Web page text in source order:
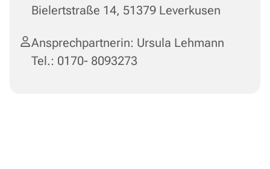
Bielertstraße 14, 51379 Leverkusen
Ansprechpartnerin: Ursula Lehmann
Tel.: 0170- 8093273